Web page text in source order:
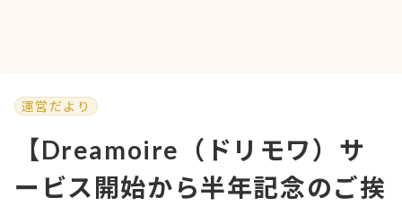
運営だより
【Dreamoire（ドリモワ）サ
ービス開始から半年記念のご挨